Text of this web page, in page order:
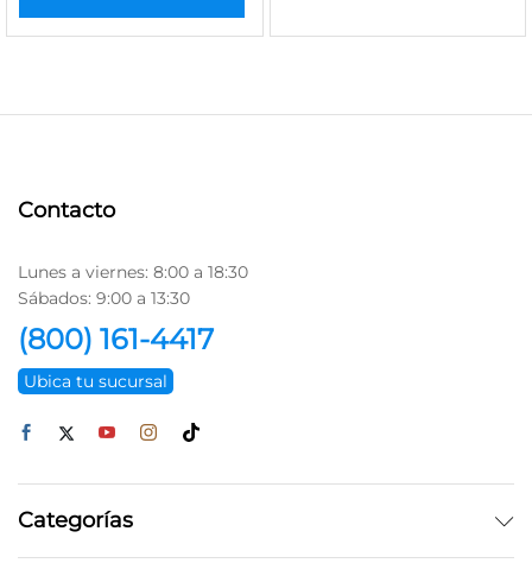
Contacto
Lunes a viernes: 8:00 a 18:30
Sábados: 9:00 a 13:30
(800) 161-4417
Ubica tu sucursal
Categorías